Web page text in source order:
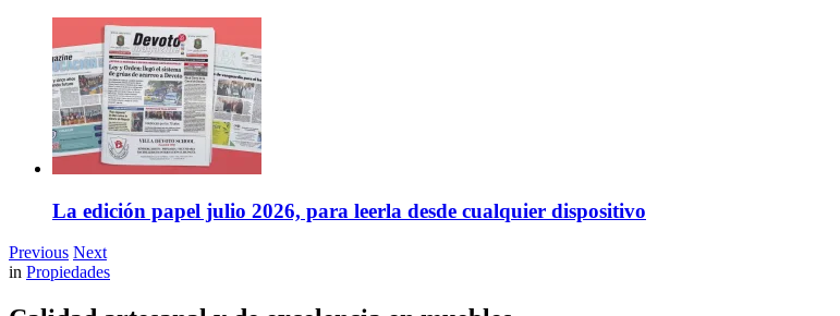
La edición papel julio 2026, para leerla desde cualquier dispositivo
Previous Next
in Propiedades